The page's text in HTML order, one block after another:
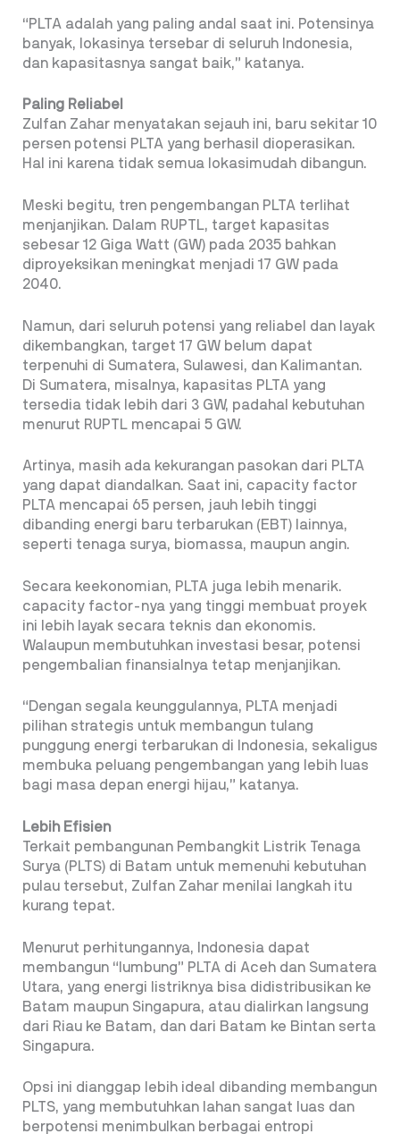
“PLTA adalah yang paling andal saat ini. Potensinya
banyak, lokasinya tersebar di seluruh Indonesia,
dan kapasitasnya sangat baik,” katanya.
Paling Reliabel
Zulfan Zahar menyatakan sejauh ini, baru sekitar 10
persen potensi PLTA yang berhasil dioperasikan.
Hal ini karena tidak semua lokasimudah dibangun.
Meski begitu, tren pengembangan PLTA terlihat
menjanjikan. Dalam RUPTL, target kapasitas
sebesar 12 Giga Watt (GW) pada 2035 bahkan
diproyeksikan meningkat menjadi 17 GW pada
2040.
Namun, dari seluruh potensi yang reliabel dan layak
dikembangkan, target 17 GW belum dapat
terpenuhi di Sumatera, Sulawesi, dan Kalimantan.
Di Sumatera, misalnya, kapasitas PLTA yang
tersedia tidak lebih dari 3 GW, padahal kebutuhan
menurut RUPTL mencapai 5 GW.
Artinya, masih ada kekurangan pasokan dari PLTA
yang dapat diandalkan. Saat ini, capacity factor
PLTA mencapai 65 persen, jauh lebih tinggi
dibanding energi baru terbarukan (EBT) lainnya,
seperti tenaga surya, biomassa, maupun angin.
Secara keekonomian, PLTA juga lebih menarik.
capacity factor-nya yang tinggi membuat proyek
ini lebih layak secara teknis dan ekonomis.
Walaupun membutuhkan investasi besar, potensi
pengembalian finansialnya tetap menjanjikan.
“Dengan segala keunggulannya, PLTA menjadi
pilihan strategis untuk membangun tulang
punggung energi terbarukan di Indonesia, sekaligus
membuka peluang pengembangan yang lebih luas
bagi masa depan energi hijau,” katanya.
Lebih Efisien
Terkait pembangunan Pembangkit Listrik Tenaga
Surya (PLTS) di Batam untuk memenuhi kebutuhan
pulau tersebut, Zulfan Zahar menilai langkah itu
kurang tepat.
Menurut perhitungannya, Indonesia dapat
membangun “lumbung” PLTA di Aceh dan Sumatera
Utara, yang energi listriknya bisa didistribusikan ke
Batam maupun Singapura, atau dialirkan langsung
dari Riau ke Batam, dan dari Batam ke Bintan serta
Singapura.
Opsi ini dianggap lebih ideal dibanding membangun
PLTS, yang membutuhkan lahan sangat luas dan
berpotensi menimbulkan berbagai entropi